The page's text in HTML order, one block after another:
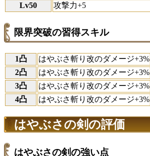
Lv50
攻撃力+5
限界突破の習得スキル
1凸
はやぶさ斬り改のダメージ+3%
2凸
はやぶさ斬り改のダメージ+3%
3凸
はやぶさ斬り改のダメージ+3%
4凸
はやぶさ斬り改のダメージ+3%
はやぶさの剣の評価
はやぶさの剣の強い点